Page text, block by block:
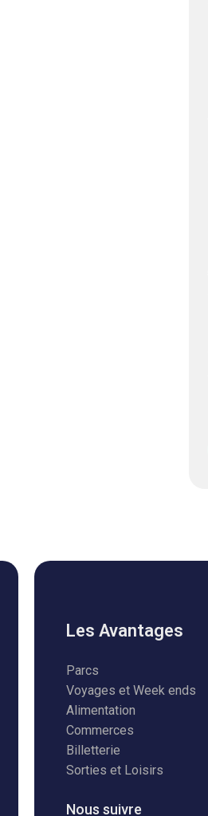
Les Avantages
Parcs
Voyages et Week ends
Alimentation
Commerces
Billetterie
Sorties et Loisirs
Nous suivre